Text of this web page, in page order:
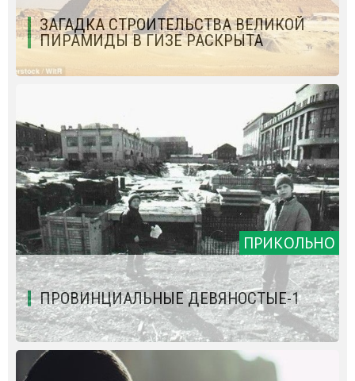
ЗАГАДКА СТРОИТЕЛЬСТВА ВЕЛИКОЙ
ПИРАМИДЫ В ГИЗЕ РАСКРЫТА
ПРИКОЛЬНО
ПРОВИНЦИАЛЬНЫЕ ДЕВЯНОСТЫЕ-1